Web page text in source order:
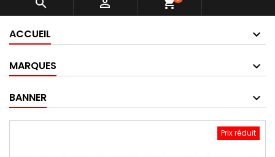
  shopping_cart
ACCUEIL
MARQUES
BANNER
Prix réduit